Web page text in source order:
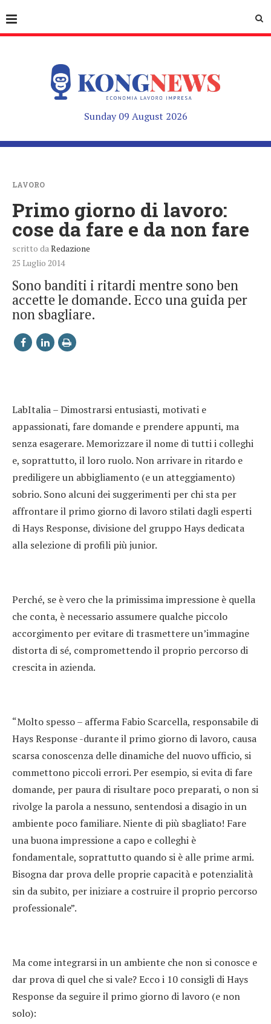
Sunday 09 August 2026
LAVORO
Primo giorno di lavoro:
cose da fare e da non fare
scritto da Redazione
25 Luglio 2014
Sono banditi i ritardi mentre sono ben
accette le domande. Ecco una guida per
non sbagliare.
LabItalia – Dimostrarsi entusiasti, motivati e
appassionati, fare domande e prendere appunti, ma
senza esagerare. Memorizzare il nome di tutti i colleghi
e, soprattutto, il loro ruolo. Non arrivare in ritardo e
prediligere un abbigliamento (e un atteggiamento)
sobrio. Sono alcuni dei suggerimenti per chi sta per
affrontare il primo giorno di lavoro stilati dagli esperti
di Hays Response, divisione del gruppo Hays dedicata
alla selezione di profili più junior.
Perché, se è vero che la primissima impressione è quella
che conta, è necessario assumere qualche piccolo
accorgimento per evitare di trasmettere un’immagine
distorta di sé, compromettendo il proprio percorso di
crescita in azienda.
“Molto spesso – afferma Fabio Scarcella, responsabile di
Hays Response -durante il primo giorno di lavoro, causa
scarsa conoscenza delle dinamiche del nuovo ufficio, si
commettono piccoli errori. Per esempio, si evita di fare
domande, per paura di risultare poco preparati, o non si
rivolge la parola a nessuno, sentendosi a disagio in un
ambiente poco familiare. Niente di più sbagliato! Fare
una buona impressione a capo e colleghi è
fondamentale, soprattutto quando si è alle prime armi.
Bisogna dar prova delle proprie capacità e potenzialità
sin da subito, per iniziare a costruire il proprio percorso
professionale”.
Ma come integrarsi in un ambiente che non si conosce e
dar prova di quel che si vale? Ecco i 10 consigli di Hays
Response da seguire il primo giorno di lavoro (e non
solo):